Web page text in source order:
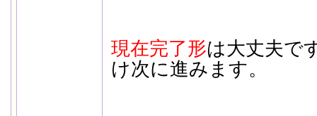
現在完了形は大丈夫で
け次に進みます。